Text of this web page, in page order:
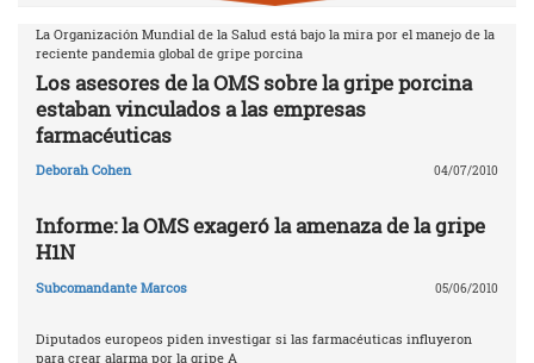
La Organización Mundial de la Salud está bajo la mira por el manejo de la
reciente pandemia global de gripe porcina
Los asesores de la OMS sobre la gripe porcina
estaban vinculados a las empresas
farmacéuticas
Deborah Cohen 04/07/2010
Informe: la OMS exageró la amenaza de la gripe
H1N
Subcomandante Marcos 05/06/2010
Diputados europeos piden investigar si las farmacéuticas influyeron
para crear alarma por la gripe A